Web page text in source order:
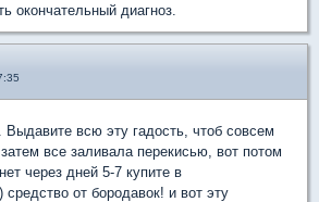
окончательный диагноз.
всю эту гадость, чтоб совсем
все заливала перекисью, вот потом
через дней 5-7 купите в
средство от бородавок! и вот эту